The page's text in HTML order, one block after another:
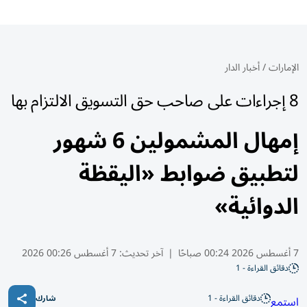
الإمارات/أخبار الدار
8 إجراءات على صاحب حق التسويق الالتزام بها
إمهال المشمولين 6 شهور
لتطبيق ضوابط «اليقظة
الدوائية»
7 أغسطس 2026 00:24 صباحًا | آخر تحديث:7 أغسطس 00:26 2026
دقائق القراءة - 1
استمع دقائق القراءة - 1 شارك